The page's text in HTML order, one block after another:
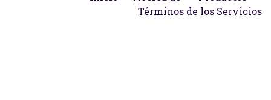
Términos de los Servicios